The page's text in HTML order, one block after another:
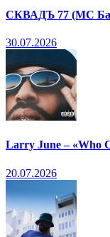
СКВАДЪ 77 (МС
30.07.2026
Larry June – «Who
20.07.2026